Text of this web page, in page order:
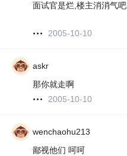
面试官是烂,楼主消消气吧
2005-10-10
askr
那你就走啊
2005-10-10
wenchaohu213
鄙视他们 呵呵